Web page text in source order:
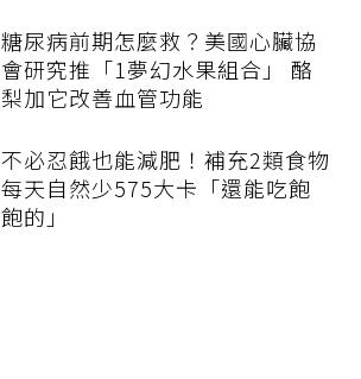
糖尿病前期怎麼救？美國心臟協
會研究推「1夢幻水果組合」 酪
梨加它改善血管功能
不必忍餓也能減肥！補充2類食物
每天自然少575大卡「還能吃飽
飽的」